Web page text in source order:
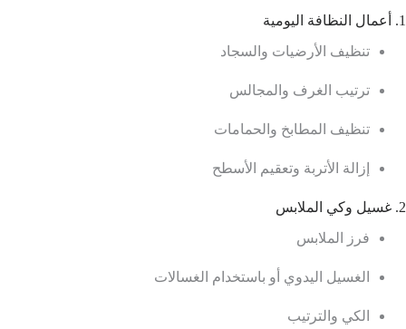
1. أعمال النظافة اليومية
تنظيف الأرضيات والسجاد
ترتيب الغرف والمجالس
تنظيف المطابخ والحمامات
إزالة الأتربة وتعقيم الأسطح
2. غسيل وكي الملابس
فرز الملابس
الغسيل اليدوي أو باستخدام الغسالات
الكي والترتيب